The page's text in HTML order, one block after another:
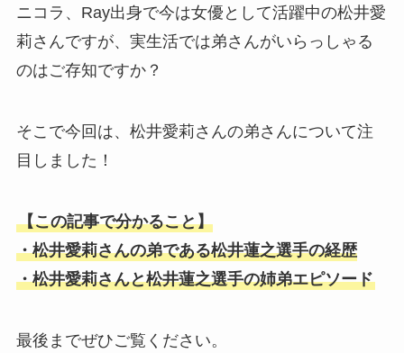
ニコラ、Ray出身で今は女優として活躍中の松井愛
莉さんですが、実生活では弟さんがいらっしゃる
のはご存知ですか？
そこで今回は、松井愛莉さんの弟さんについて注
目しました！
【この記事で分かること】
・松井愛莉さんの弟である松井蓮之選手の経歴
・松井愛莉さんと松井蓮之選手の姉弟エピソード
最後までぜひご覧ください。